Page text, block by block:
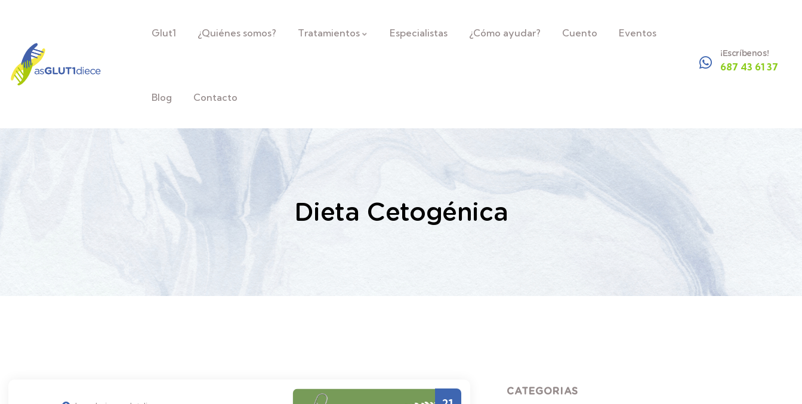
Glut1 ¿Quiénes somos? Tratamientos Especialistas ¿Cómo ayudar? Cuento Eventos
Blog Contacto
¡Escríbenos!
687 43 61 37
Dieta Cetogénica
CATEGORIAS